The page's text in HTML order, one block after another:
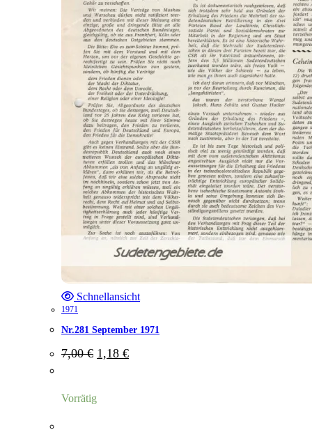
Schnellansicht
1971
Nr.281 September 1971
7,00€ Ursprünglicher
Preis
1,18 €Aktueller
Preis
Vorrätig